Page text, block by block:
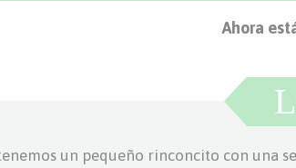
Ahora
un pequeño rinconcito con una